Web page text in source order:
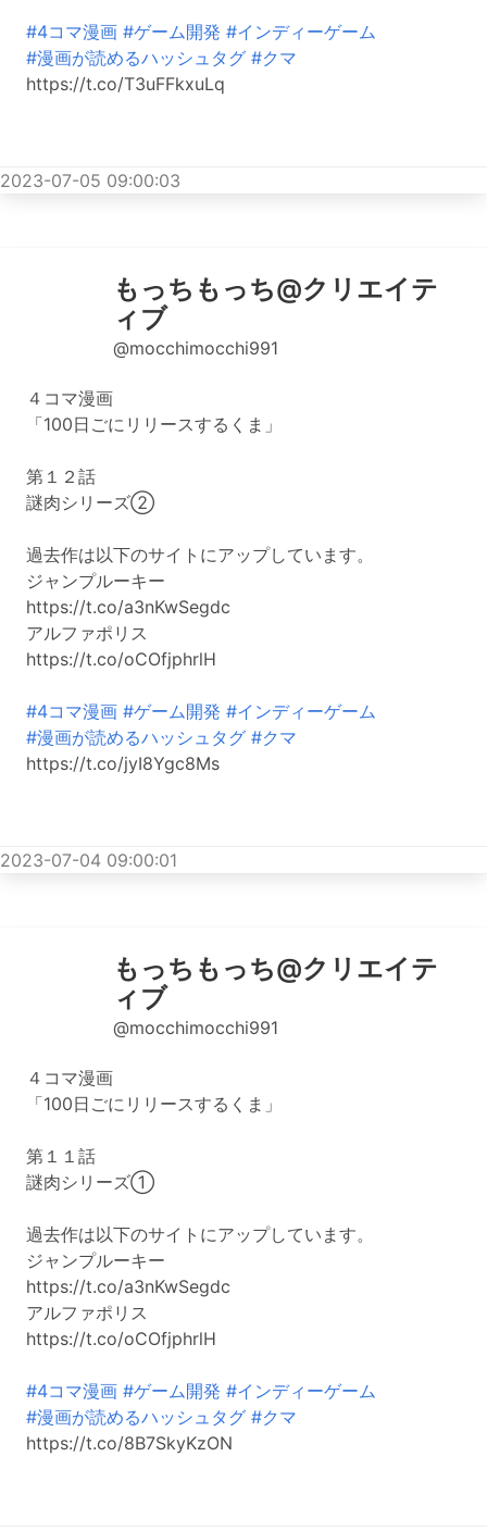
#4コマ漫画 #ゲーム開発 #インディーゲーム
#漫画が読めるハッシュタグ #クマ
https://t.co/T3uFFkxuLq
2023-07-05 09:00:03
もっちもっち@クリエイテ
ィブ
@mocchimocchi991
４コマ漫画
「100日ごにリリースするくま」
第１２話
謎肉シリーズ②
過去作は以下のサイトにアップしています。
ジャンプルーキー
https://t.co/a3nKwSegdc
アルファポリス
https://t.co/oCOfjphrlH
#4コマ漫画 #ゲーム開発 #インディーゲーム
#漫画が読めるハッシュタグ #クマ
https://t.co/jyI8Ygc8Ms
2023-07-04 09:00:01
もっちもっち@クリエイテ
ィブ
@mocchimocchi991
４コマ漫画
「100日ごにリリースするくま」
第１１話
謎肉シリーズ①
過去作は以下のサイトにアップしています。
ジャンプルーキー
https://t.co/a3nKwSegdc
アルファポリス
https://t.co/oCOfjphrlH
#4コマ漫画 #ゲーム開発 #インディーゲーム
#漫画が読めるハッシュタグ #クマ
https://t.co/8B7SkyKzON